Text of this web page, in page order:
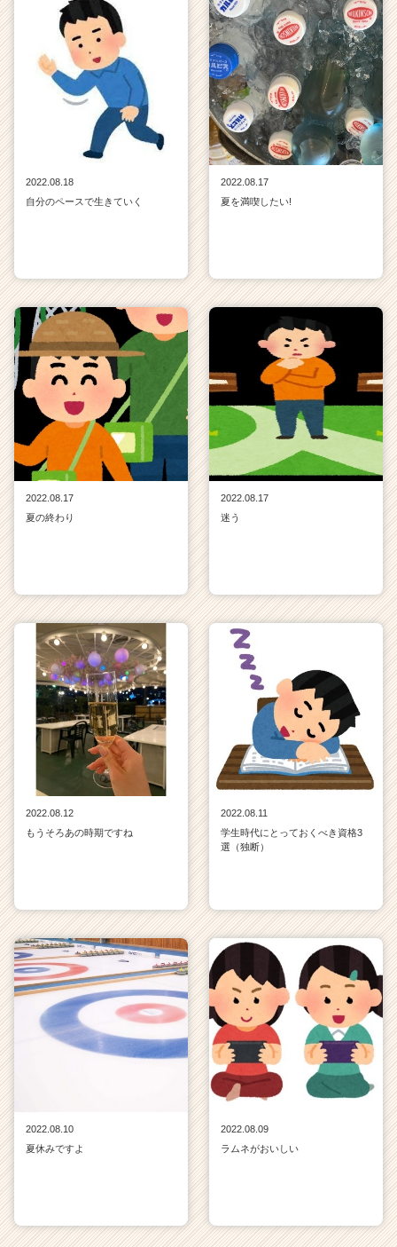
2022.08.18
自分のペースで生きていく
2022.08.17
夏を満喫したい!
2022.08.17
夏の終わり
2022.08.17
迷う
2022.08.12
もうそろあの時期ですね
2022.08.11
学生時代にとっておくべき資格3
選（独断）
2022.08.10
夏休みですよ
2022.08.09
ラムネがおいしい